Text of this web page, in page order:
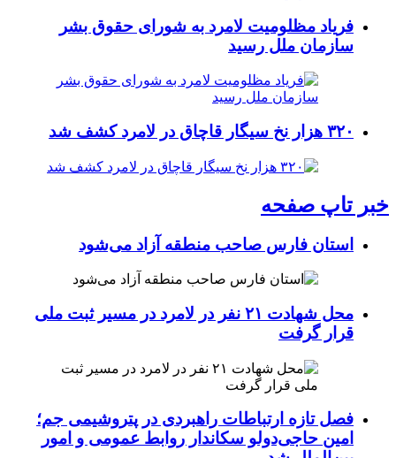
فریاد مظلومیت لامرد به شورای حقوق بشر
سازمان ملل رسید
۳۲۰ هزار نخ سیگار قاچاق در لامرد کشف شد
خبر تاپ صفحه
استان فارس صاحب منطقه آزاد می‌شود
محل شهادت ۲۱ نفر در لامرد در مسیر ثبت ملی
قرار گرفت
فصل تازه ارتباطات راهبردی در پتروشیمی جم؛
امین حاجی‌دولو سکاندار روابط عمومی و امور